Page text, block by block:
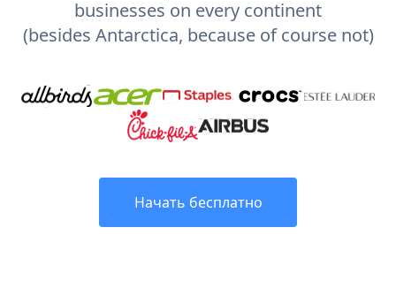
businesses on every continent
(besides Antarctica, because of course not)
Начать бесплатно